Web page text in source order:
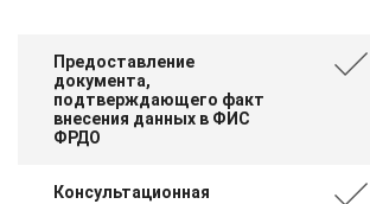
Предоставление
документа,
подтверждающего факт
внесения данных в ФИС
ФРДО
Консультационная